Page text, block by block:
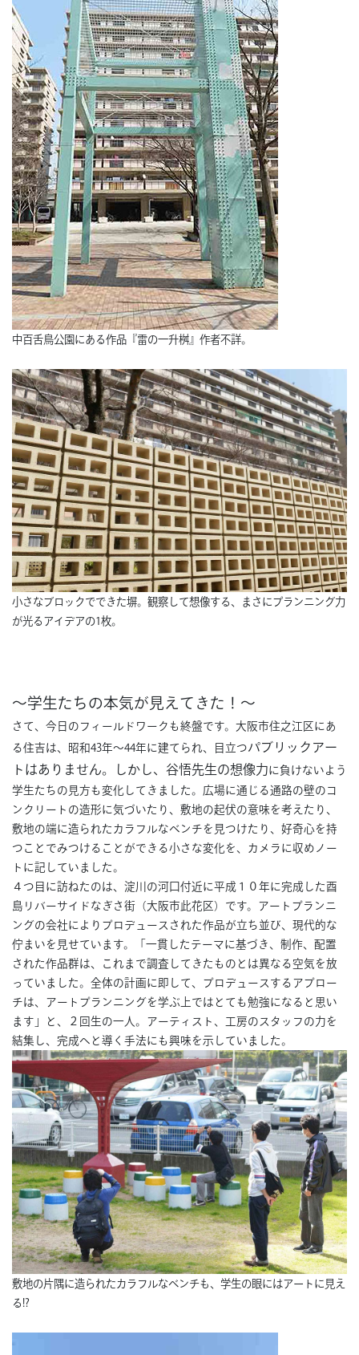
中百舌鳥公園にある作品『雷の一升桝』作者不詳。
小さなブロックでできた塀。観察して想像する、まさにプランニング力
が光るアイデアの1枚。
～学生たちの本気が見えてきた！～
さて、今日のフィールドワークも終盤です。大阪市住之江区にあ
る住吉は、昭和43年～44年に建てられ、目立つパブリックアー
トはありません。しかし、谷悟先生の想像力に負けないよう
学生たちの見方も変化してきました。広場に通じる通路の壁のコ
ンクリートの造形に気づいたり、敷地の起伏の意味を考えたり、
敷地の端に造られたカラフルなベンチを見つけたり、好奇心を持
つことでみつけることができる小さな変化を、カメラに収めノー
トに記していました。
４つ目に訪ねたのは、淀川の河口付近に平成１０年に完成した酉
島リバーサイドなぎさ街（大阪市此花区）です。アートプランニ
ングの会社によりプロデュースされた作品が立ち並び、現代的な
佇まいを見せています。「一貫したテーマに基づき、制作、配置
された作品群は、これまで調査してきたものとは異なる空気を放
っていました。全体の計画に即して、プロデュースするアプロー
チは、アートプランニングを学ぶ上ではとても勉強になると思い
ます」と、２回生の一人。アーティスト、工房のスタッフの力を
結集し、完成へと導く手法にも興味を示していました。
敷地の片隅に造られたカラフルなベンチも、学生の眼にはアートに見え
る!?